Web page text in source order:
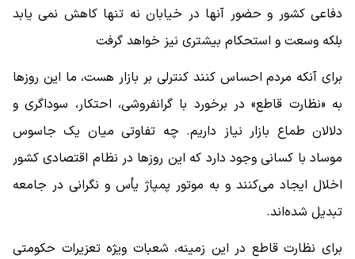
دفاعی کشور و حضور آنها در خیابان نه تنها کاهش نمی یابد
بلکه وسعت و استحکام بیشتری نیز خواهد گرفت
برای آنکه مردم احساس کنند کنترلی بر بازار هست، ما این روزها
به «نظارت قاطع» در برخورد با گرانفروشی، احتکار، سوداگری و
دلالان طماع بازار نیاز داریم. چه تفاوتی میان یک جاسوس
موساد با کسانی وجود دارد که این روزها در نظام اقتصادی کشور
اخلال ایجاد می‌کنند و به موتور پمپاژ یأس و نگرانی در جامعه
تبدیل شده‌اند.
برای نظارت قاطع در این زمینه، شعبات ویژه‌ تعزیرات حکومتی